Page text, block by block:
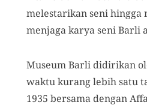
melestarikan seni hingga
menjaga karya seni Barli
Museum Barli didirikan
waktu kurang lebih satu
1935 bersama dengan